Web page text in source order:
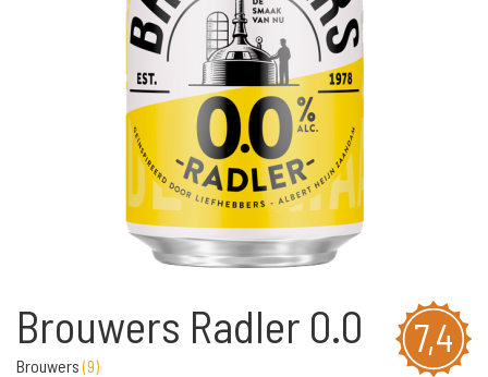
7,4
Brouwers Radler 0.0
Brouwers(9)